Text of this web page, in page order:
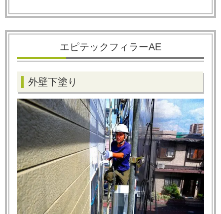
エピテックフィラーAE
外壁下塗り